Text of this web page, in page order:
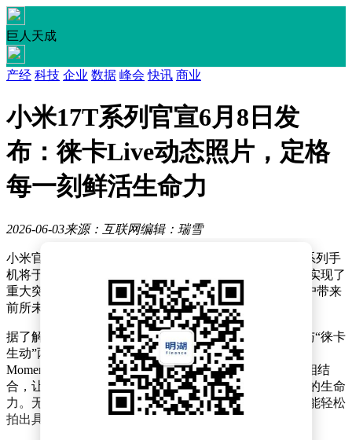
巨人天成
产经 科技 企业 数据 峰会 快讯 商业
小米17T系列官宣6月8日发
布：徕卡Live动态照片，定格
每一刻鲜活生命力
2026-06-03来源：互联网编辑：瑞雪
小米官方近日正式对外宣布，备受瞩目的全新小米17T系列手
机将于6月8日正式亮相。此次发布的新机在影像功能上实现了
重大突破，将全球首发“徕卡Live动态照片”技术，为用户带来
前所未有的拍摄体验。
据了解，“徕卡Live动态照片”功能不仅支持“徕卡经典”与“徕卡
生动”两种专属画质模式，还创新性地引入了“徕卡Live
Moment水印”。这一设计巧妙地将动态影像与专属水印相结
合，让每一张照片都能充满氛围感，生动还原拍摄瞬间的生命
力。无论是记录生活点滴，还是捕捉精彩瞬间，用户都能轻松
拍出具有艺术感的作品。